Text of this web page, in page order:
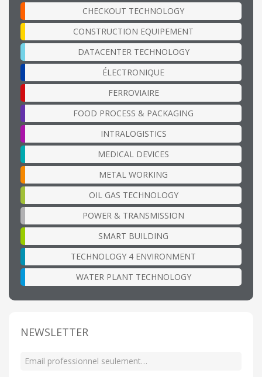
CHECKOUT TECHNOLOGY
CONSTRUCTION EQUIPEMENT
DATACENTER TECHNOLOGY
ÉLECTRONIQUE
FERROVIAIRE
FOOD PROCESS & PACKAGING
INTRALOGISTICS
MEDICAL DEVICES
METAL WORKING
OIL GAS TECHNOLOGY
POWER & TRANSMISSION
SMART BUILDING
TECHNOLOGY 4 ENVIRONMENT
WATER PLANT TECHNOLOGY
NEWSLETTER